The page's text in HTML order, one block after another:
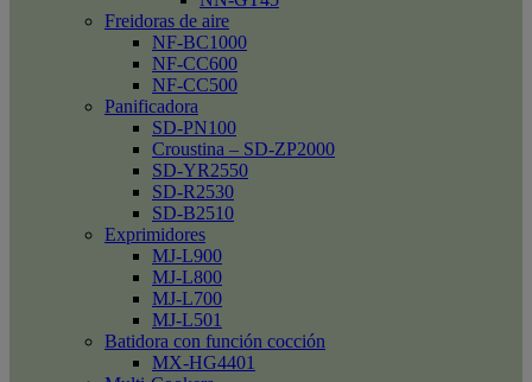
Freidoras de aire
NF-BC1000
NF-CC600
NF-CC500
Panificadora
SD-PN100
Croustina – SD-ZP2000
SD-YR2550
SD-R2530
SD-B2510
Exprimidores
MJ-L900
MJ-L800
MJ-L700
MJ-L501
Batidora con función cocción
MX-HG4401